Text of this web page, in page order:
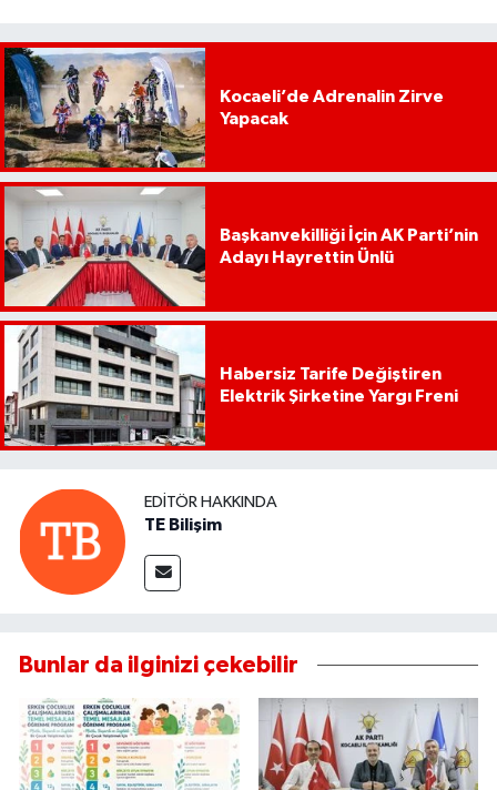
Kocaeli’de Adrenalin Zirve
Yapacak
Başkanvekilliği İçin AK Parti’nin
Adayı Hayrettin Ünlü
Habersiz Tarife Değiştiren
Elektrik Şirketine Yargı Freni
EDITÖR HAKKINDA
TE Bilişim
Bunlar da ilginizi çekebilir